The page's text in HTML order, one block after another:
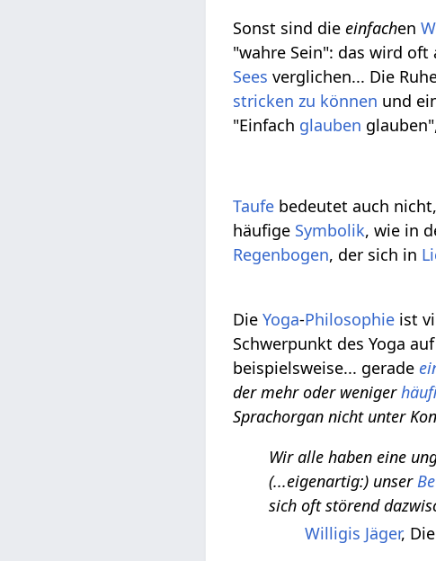
Sonst sind dieeinfachen
"wahre Sein": das wird
Sees verglichen... Die
stricken zu können und
"Einfach glauben
Taufe bedeutet auch
häufige Symbolik, wie in
Regenbogen, der sich in
DieYoga-Philosophie ist
Schwerpunkt des Yoga
beispielsweise... gerade
der mehr oder weniger
Sprachorgan nicht unter
Wir alle haben eine
(...eigenartig:) unser
sich oft störend
Willigis Jäger,